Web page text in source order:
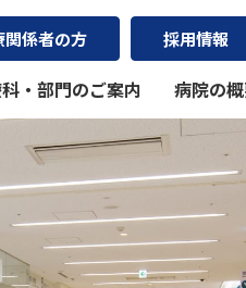
関係者の方 採用情報
・部門のご案内 病院の